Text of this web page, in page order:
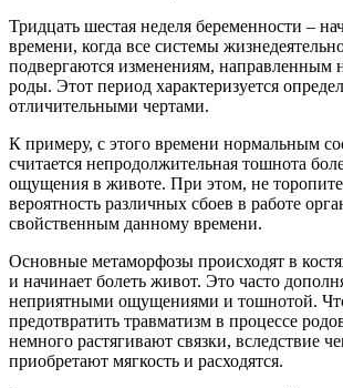
Тридцать шестая неделя беременности –
времени, когда все системы
подвергаются изменениям, направленным
роды. Этот период характеризуется
отличительными чертами.
К примеру, с этого времени нормальным
считается непродолжительная тошнота
ощущения в животе. При этом, не
вероятность различных сбоев в работе
свойственным данному времени.
Основные метаморфозы происходят в
и начинает болеть живот. Это часто
неприятными ощущениями и тошнотой.
предотвратить травматизм в процессе
немного растягивают связки, вследствие
приобретают мягкость и расходятся.